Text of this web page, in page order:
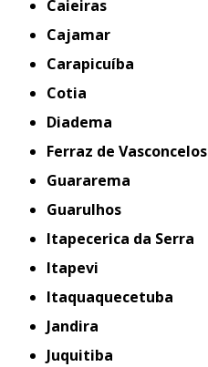
Caieiras
Cajamar
Carapicuíba
Cotia
Diadema
Ferraz de Vasconcelos
Guararema
Guarulhos
Itapecerica da Serra
Itapevi
Itaquaquecetuba
Jandira
Juquitiba